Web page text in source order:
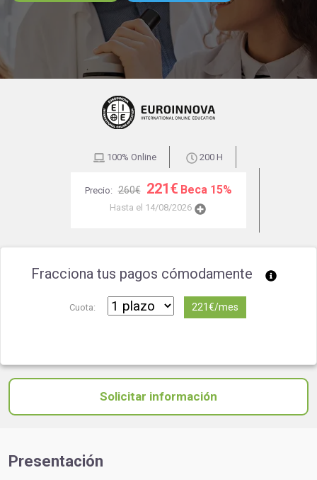
100% Online 200 H
Precio: 260€ 221€ Beca 15%
Hasta el 14/08/2026
Fracciona tus pagos cómodamente
Cuota: 221€/mes
Solicitar información
Presentación